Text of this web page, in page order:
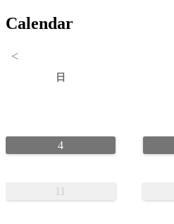
Calendar
<
日
4
11